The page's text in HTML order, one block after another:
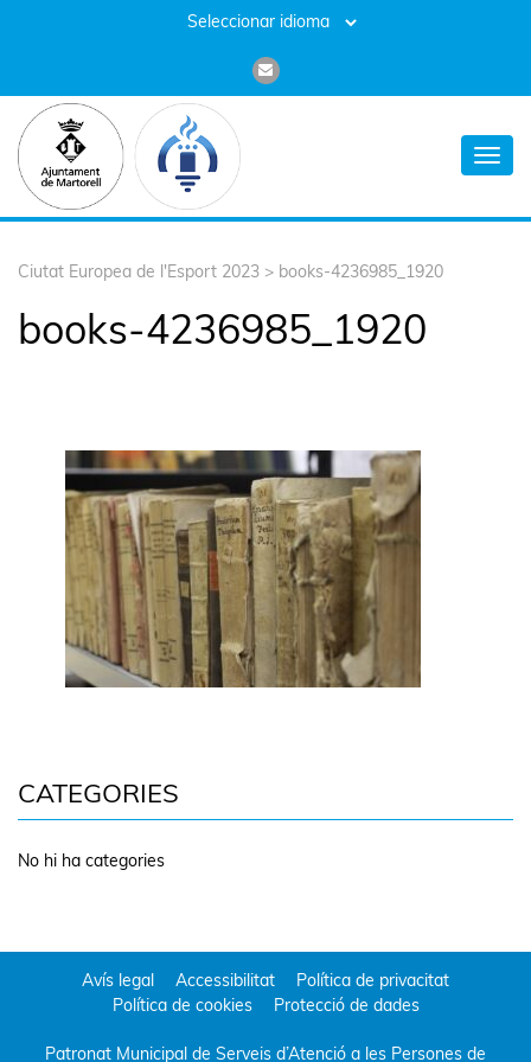
Ciutat Europea de l'Esport 2023 > books-4236985_1920
books-4236985_1920
CATEGORIES
No hi ha categories
Avís legal Accessibilitat
Política de privacitat
Política de cookies
Protecció de dades
Patronat Municipal de Serveis d’Atenció a les Persones de